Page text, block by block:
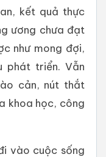
kết quả thực
ương chưa đạt
như mong đợi,
phát triển. Vẫn
cản, nút thắt
khoa học, công
vào cuộc sống